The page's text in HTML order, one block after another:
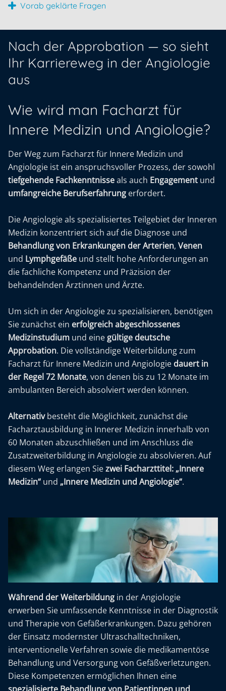
Vorab geklärte Fragen
Nach der Approbation — so sieht
Ihr Karriereweg in der Angiologie
aus
Wie wird man Facharzt für
Innere Medizin und Angiologie?
Der Weg zum Facharzt für Innere Medizin und
Angiologie ist ein anspruchsvoller Prozess, der sowohl
tiefgehende Fachkenntnisseals auch Engagement und
umfangreiche Berufserfahrung erfordert.
Die Angiologie als spezialisiertes Teilgebiet der Inneren
Medizin konzentriert sich auf die Diagnose und
Behandlung von Erkrankungen der Arterien, Venen
und Lymphgefäße und stellt hohe Anforderungen an
die fachliche Kompetenz und Präzision der
behandelnden Ärztinnen und Ärzte.
Um sich in der Angiologie zu spezialisieren, benötigen
Sie zunächst ein erfolgreich abgeschlossenes
Medizinstudium und eine gültige deutsche
Approbation. Die vollständige Weiterbildung zum
Facharzt für Innere Medizin und Angiologie dauert in
der Regel 72 Monate, von denen bis zu 12 Monate im
ambulanten Bereich absolviert werden können.
Alternativbesteht die Möglichkeit, zunächst die
Facharztausbildung in Innerer Medizin innerhalb von
60 Monaten abzuschließen und im Anschluss die
Zusatzweiterbildung in Angiologie zu absolvieren. Auf
diesem Weg erlangen Siezwei Facharzttitel: „Innere
Medizin“ und „Innere Medizin und Angiologie“.
Während der Weiterbildung in der Angiologie
erwerben Sie umfassende Kenntnisse in der Diagnostik
und Therapie von Gefäßerkrankungen. Dazu gehören
der Einsatz modernster Ultraschalltechniken,
interventionelle Verfahren sowie die medikamentöse
Behandlung und Versorgung von Gefäßverletzungen.
Diese Kompetenzen ermöglichen Ihnen eine